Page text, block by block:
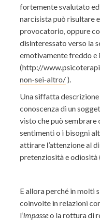
fortemente svalutato
narcisista può risultare
provocatorio, oppure
disinteressato verso la
emotivamente freddo e
(http://
non-sei-altro/).
Una siffatta
conoscenza di un
visto che può sembrare
sentimenti o i bisogni
attirare l’attenzione al
pretenziosità e odiosità
E allora perché in molti
coinvolte in relazioni
l’impasseo la rottura di